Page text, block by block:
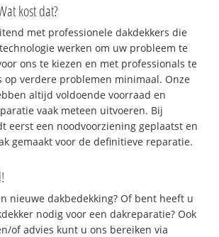
kost dat?
met professionele dakdekkers die
werken om uw probleem te
ons te kiezen en met professionals te
op verdere problemen minimaal. Onze
altijd voldoende voorraad en
vaak meteen uitvoeren. Bij
eerst een noodvoorziening geplaatst en
gemaakt voor de definitieve reparatie.
nieuwe dakbedekking? Of bent heeft u
nodig voor een dakreparatie? Ook
of advies kunt u ons bereiken via